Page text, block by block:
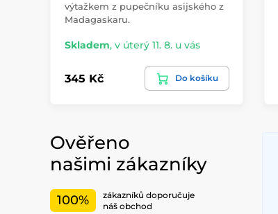
výtažkem z pupečníku asijského z
Madagaskaru.
Skladem, v úterý 11. 8. u vás
345 Kč Do košíku
Ověřeno
našimi zákazníky
100%
zákazníků doporučuje
náš obchod